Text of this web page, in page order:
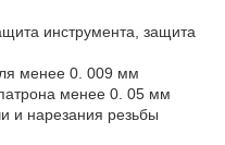
инструмента, защита
менее 0. 009 мм
менее 0. 05 мм
и нарезания резьбы